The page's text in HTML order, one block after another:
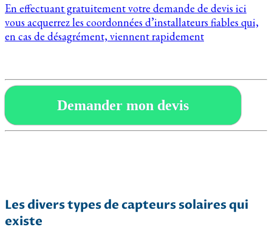
En effectuant gratuitement votre demande de devis ici
vous acquerrez les coordonnées d’installateurs fiables qui,
en cas de désagrément, viennent rapidement
Demander mon devis
Les divers types de capteurs solaires qui
existe